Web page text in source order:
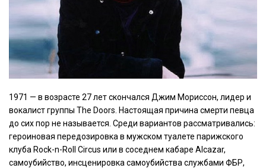
1971 — в возрасте 27 лет скончался Джим Мориссон, лидер и
вокалист группы The Doors. Настоящая причина смерти певца
до сих пор не называется. Среди вариантов рассматривались:
героиновая передозировка в мужском туалете парижского
клуба Rock-n-Roll Circus или в соседнем кабаре Alcazar,
самоубийство, инсценировка самоубийства службами ФБР,